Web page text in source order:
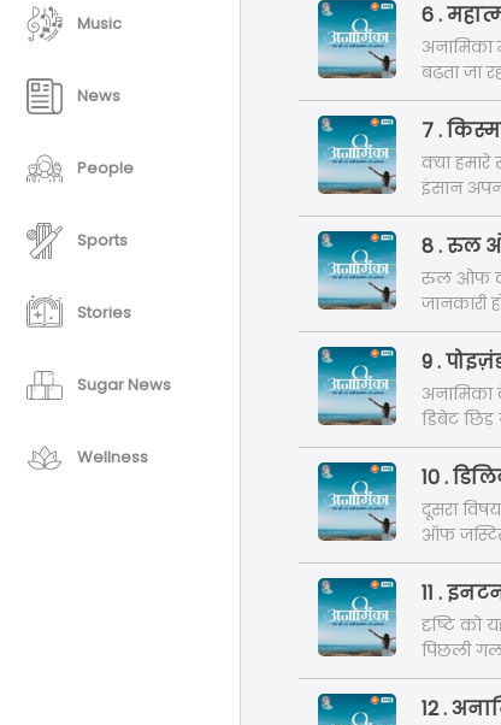
Music
News
People
Sports
Stories
Sugar News
Wellness
6 .
अनामिका
बढ़ता जा
नहीं पा
7 .
क्या हमारे
इंसान
सकता?
8 . रुल
रुल ओफ
जानकारी
को 'रुल
9 .
अनामिका
डिबेट
सबसे पहले
द्वारा
ऊपर इन
10 .
दूसरा
ऑफ जस्टिस'।
चाहिए,
में क्या
11 .
दृष्टि को
पिछली
बताती है।
चल रही
12 .